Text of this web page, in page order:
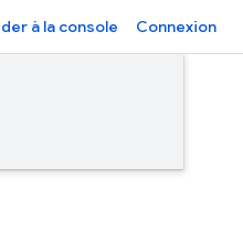
à la console Connexion